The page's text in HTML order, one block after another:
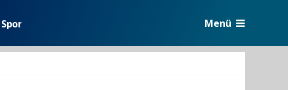
Spor Menü